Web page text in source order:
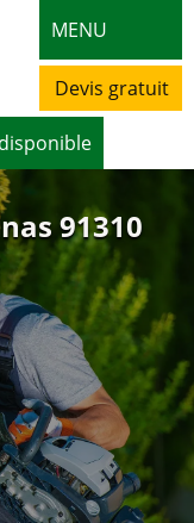
MENU
Devis gratuit
91310